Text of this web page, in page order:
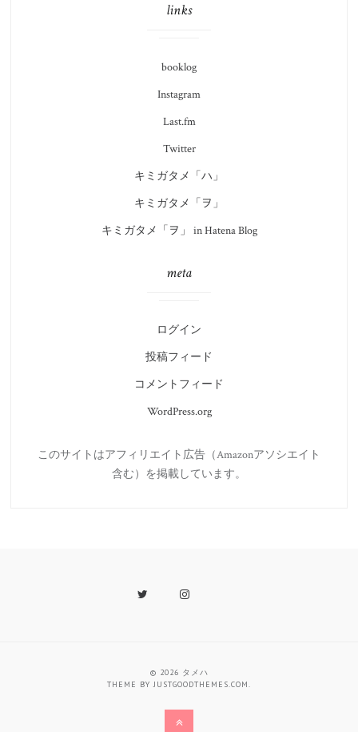
links
booklog
Instagram
Last.fm
Twitter
キミガタメ「ハ」
キミガタメ「ヲ」
キミガタメ「ヲ」 in Hatena Blog
meta
ログイン
投稿フィード
コメントフィード
WordPress.org
このサイトはアフィリエイト広告（Amazonアソシエイト
含む）を掲載しています。
Twitter Instagram
Back
© 2026 タメハ
THEME BYJUSTGOODTHEMES.COM.